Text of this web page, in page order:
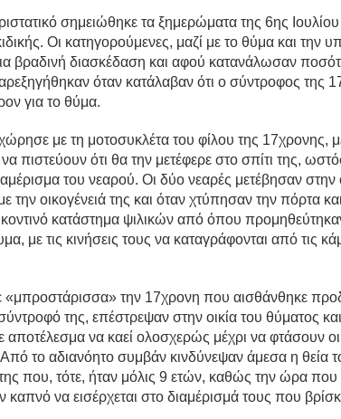
σημειώθηκε τα ξημερώματα της 6ης
Οι κατηγορούμενες, μαζί με το θύμα και την
βραδινή διασκέδαση και αφού κατανάλωσαν
όταν κατάλαβαν ότι ο σύντροφος της
για το θύμα.
με τη μοτοσυκλέτα του φίλου της 17χρονης,
πιστεύουν ότι θα την μετέφερε στο σπίτι της,
του νεαρού. Οι δύο νεαρές μετέβησαν στην
την οικογένειά της και όταν χτύπησαν την πόρτα
κατάστημα ψιλικών από όπου
με τις κινήσεις τους να καταγράφονται από τις
«μπροστάρισσα» την 17χρονη που αισθάνθηκε
της, επέστρεψαν στην οικία του θύματος
αποτέλεσμα να καεί ολοσχερώς μέχρι να φτάσουν οι
το αδιανόητο συμβάν κινδύνεψαν άμεσα η θεία
που, τότε, ήταν μόλις 9 ετών, καθώς την ώρα που
καπνό να εισέρχεται στο διαμέρισμά τους που